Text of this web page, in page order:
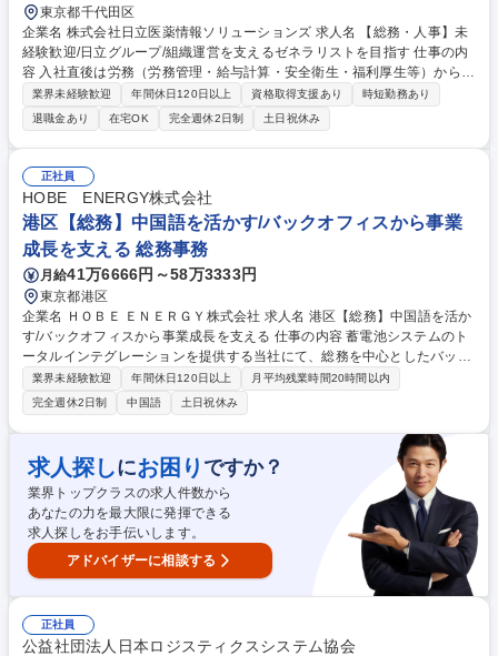
東京都千代田区
企業名 株式会社日立医薬情報ソリューションズ 求人名 【総務・人事】未
経験歓迎/日立グループ/組織運営を支えるゼネラリストを目指す 仕事の内
容 入社直後は労務（労務管理・給与計算・安全衛生・福利厚生等）からお
任せいたします。将来は総務・採用・教育業務へ守備範囲を広げ、組織運
営を支えるゼネラリストをめざせます。 ・初期業務：労働時間管理、給与
計算、社会保険対応、福利厚生管理、安全衛生、健康経営推進等をお任せ
します。ご経験に応じて、休職者管理など、幅広く経験を積んでいただき
ます。 ・将来的な広がり：総務・採用・教育・税務対応・経営企画等。
★メンバーがマンツーマンで丁寧に教えるため、ご経験が浅くても安心！
幅広く経験を積みたい意欲がある方に最適な環境です。 募集職種 【総
務・人事】未経験歓迎/日立グループ/組織運営を支えるゼネラリストを目
指す
業界未経験歓迎 年間休日120日以上 資格取得支援あり
時短勤務あり
退職金あり
在宅OK 完全週休2日制 土日祝休み
正社員
HOBE ENERGY株式会社
港区【総務】中国語を活かす/バックオフィスから事業
成長を支える 総務事務
月給41万6666円～58万3333円
東京都港区
企業名 ＨＯＢＥ ＥＮＥＲＧＹ株式会社 求人名 港区【総務】中国語を活か
す/バックオフィスから事業成長を支える 仕事の内容 蓄電池システムのト
ータルインテグレーションを提供する当社にて、総務を中心としたバック
オフィス業務全般をお任せします。未整備な部分を主体的に整えていただ
く「組織の土台作り」を期待します。 ■備品・消耗品管理・発注業務■文
書・契約書管理および社内規程の整備■勤怠管理、給与計算、社会保険手
続の実行■入退社手続、入社オリエンテーションの運営■採用業務全般のサ
ポート（候補者対応、面接調整等）■電話・メール・来客対応■営業事務
（見積書作成・送付等）■中国の提携先や技術者との各種調整・ブリッジ
業務■その他、庶務全般【業務内容の変更範囲】当社の指定する業務 募集
職種 港区【総務】中国語を活かす/バックオフィスから事業成長を支える
業界未経験歓迎 年間休日120日以上
月平均残業時間20時間以内
完全週休2日制
中国語 土日祝休み
求人探しにお困り ですか？
業界トップクラスの求人件数から
あなたの力を最大限に発揮できる
求人探しをお手伝いします。
アドバイザーに相談する
正社員
公益社団法人日本ロジスティクスシステム協会